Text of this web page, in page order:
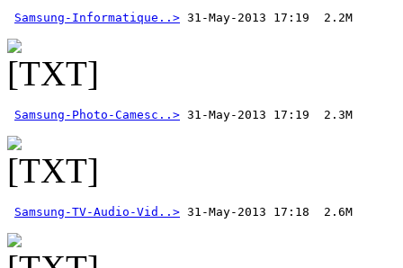
Samsung-Informatique..>
Samsung-Photo-Camesc..>
Samsung-TV-Audio-Vid..>